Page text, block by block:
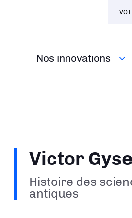
Nos innovations
Victor
Histoire des
antiques